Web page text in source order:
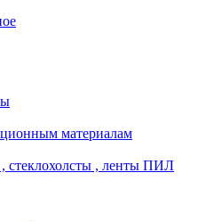
материалам
, стеклохолсты , ленты ПИЛ